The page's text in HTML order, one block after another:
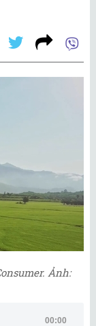
Ảnh:
00:00